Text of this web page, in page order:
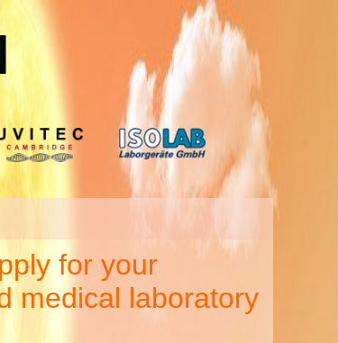
for your
medical laboratory